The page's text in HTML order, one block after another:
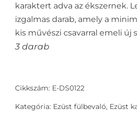
karaktert adva az ékszernek.
izgalmas darab, amely a
kis művészi csavarral emeli új
3 darab
Cikkszám: E-DS0122
Kategória: Ezüst fülbevaló, Ezüst